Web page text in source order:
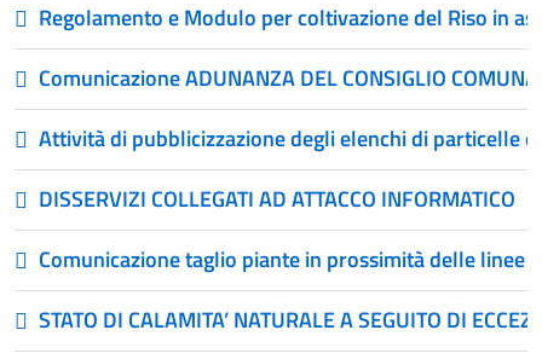
Regolamento e Modulo per coltivazione del Riso in
Comunicazione ADUNANZA DEL CONSIGLIO
Attività di pubblicizzazione degli elenchi di particelle
DISSERVIZI COLLEGATI AD ATTACCO INFORMATICO
Comunicazione taglio piante in prossimità delle linee
STATO DI CALAMITA’ NATURALE A SEGUITO DI